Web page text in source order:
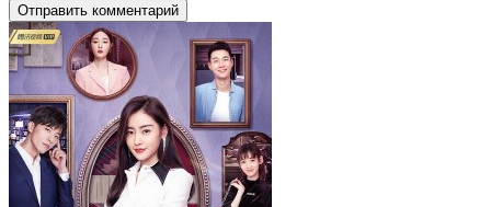
Отправить комментарий